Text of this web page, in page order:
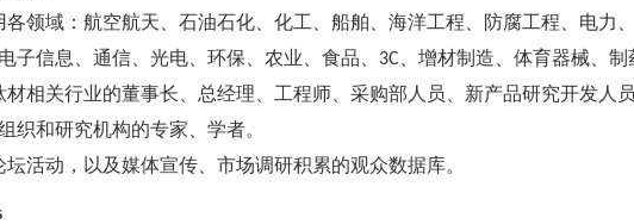
各领域：航空航天、石油石化、化工、船舶、海洋工程、 防腐工程、 电力、
子信息、通信、光电、环保、农业、食品、 3C 、增材制造、 体育器械、制
相关行业的董事长、 总经理、工程师、 采购部人员、新产品研究开发人员
织和研究机构的专家、学者。
坛活动，以及媒体宣传、市场调研积累的观众数据库。